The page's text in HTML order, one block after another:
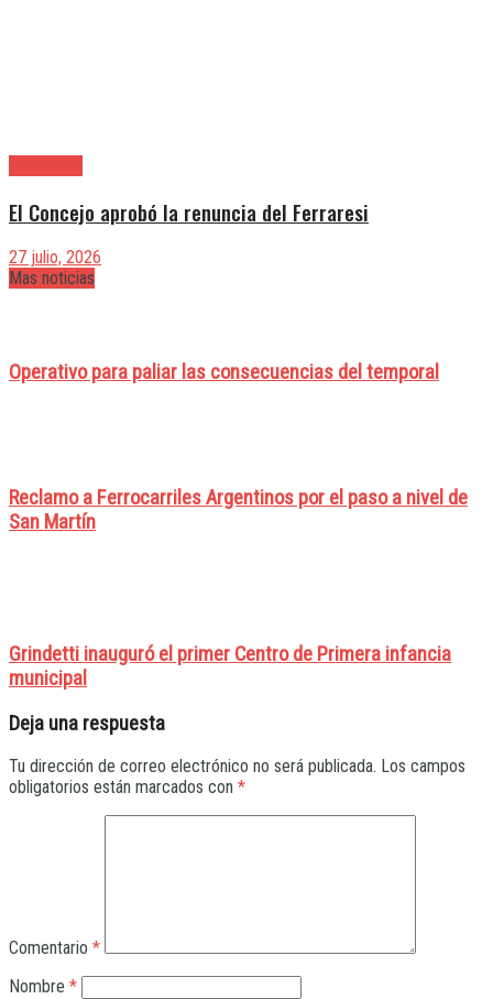
El Concejo aprobó la renuncia del Ferraresi
27 julio, 2026
Mas noticias
Operativo para paliar las consecuencias del temporal
Reclamo a Ferrocarriles Argentinos por el paso a nivel de
San Martín
Grindetti inauguró el primer Centro de Primera infancia
municipal
Deja una respuesta
Tu dirección de correo electrónico no será publicada. Los campos
obligatorios están marcados con *
Comentario *
Nombre *